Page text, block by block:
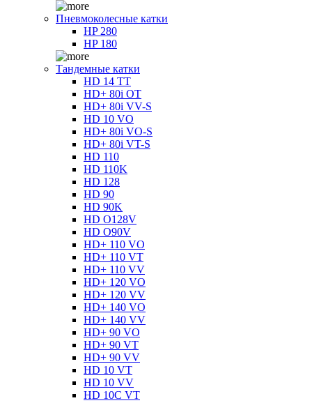
Пневмоколесные катки
HP 280
HP 180
Тандемные катки
HD 14 TT
HD+ 80i OT
HD+ 80i VV-S
HD 10 VO
HD+ 80i VO-S
HD+ 80i VT-S
HD 110
HD 110K
HD 128
HD 90
HD 90K
HD O128V
HD O90V
HD+ 110 VO
HD+ 110 VT
HD+ 110 VV
HD+ 120 VO
HD+ 120 VV
HD+ 140 VO
HD+ 140 VV
HD+ 90 VO
HD+ 90 VT
HD+ 90 VV
HD 10 VT
HD 10 VV
HD 10C VT